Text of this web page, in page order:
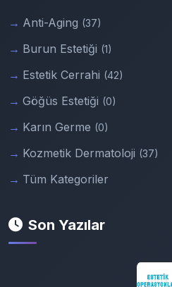
Anti-Aging (37)
Burun Estetiği (1)
Estetik Cerrahi (42)
Göğüs Estetiği (0)
Karın Germe (0)
Kozmetik Dermatoloji (37)
Tüm Kategoriler
Son Yazılar